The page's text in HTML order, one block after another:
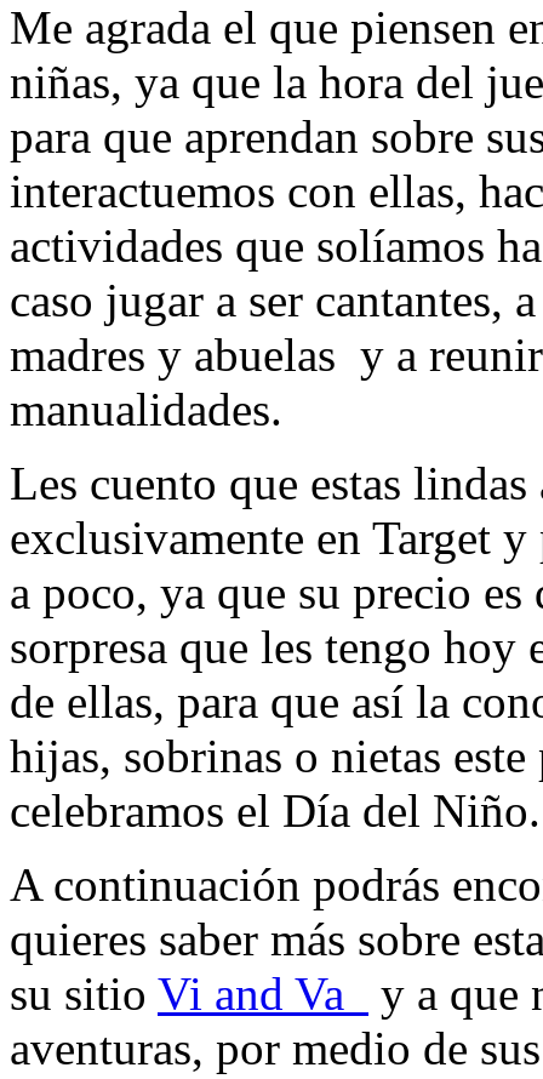
Me agrada el que piensen
niñas, ya que la hora del
para que aprendan sobre
interactuemos con ellas,
actividades que solíamos
caso jugar a ser cantantes,
madres y abuelas y a
manualidades.
Les cuento que estas
exclusivamente en Target
a poco, ya que su precio
sorpresa que les tengo hoy
de ellas, para que así la
hijas, sobrinas o nietas
celebramos el Día del Niño.
A continuación podrás
quieres saber más sobre
su sitio Vi and Va
y a que
aventuras, por medio de